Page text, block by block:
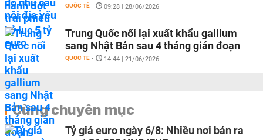
QUỐC TẾ - 09:28 | 28/06/2026
Trung Quốc nối lại xuất khẩu gallium
sang Nhật Bản sau 4 tháng gián đoạn
QUỐC TẾ - 14:44 | 21/06/2026
Cùng chuyên mục
Tỷ giá euro ngày 6/8: Nhiều nơi bán ra